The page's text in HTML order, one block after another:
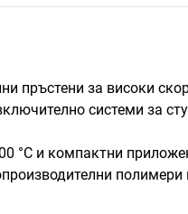
пръстени за високи
системи за
°C и компактни
полимери